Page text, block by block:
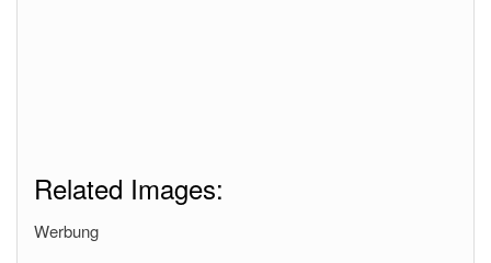
Related Images:
Werbung